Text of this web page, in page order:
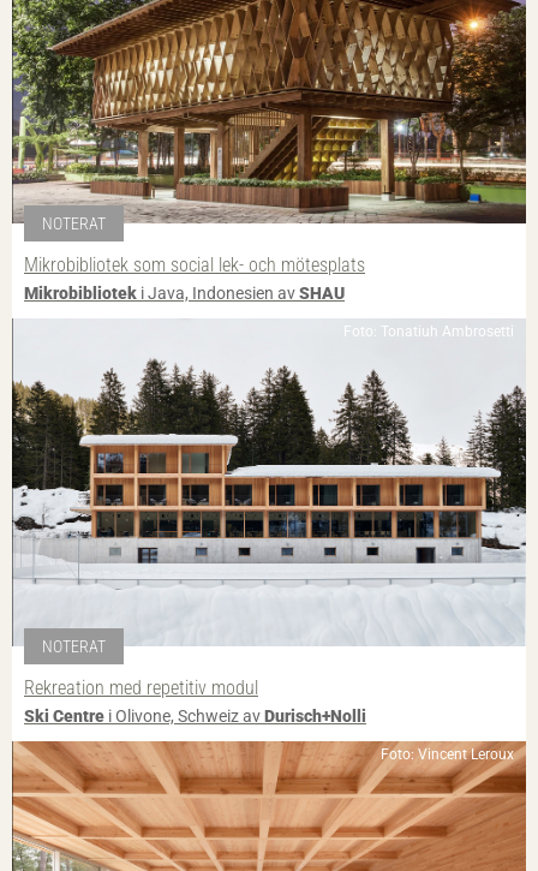
NOTERAT
Mikrobibliotek som social lek- och mötesplats
Mikrobibliotek i Java, Indonesien avSHAU
Foto: Tonatiuh Ambrosetti
NOTERAT
Rekreation med repetitiv modul
Ski Centre i Olivone, Schweiz avDurisch+Nolli
Foto: Vincent Leroux